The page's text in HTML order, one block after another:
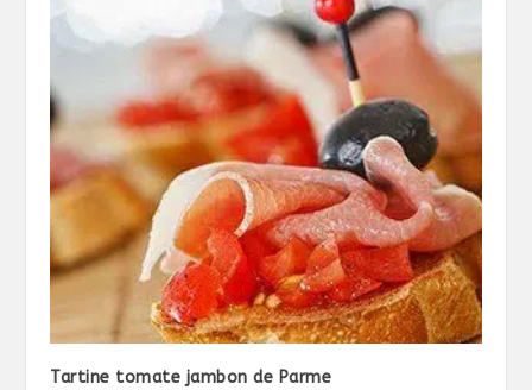
Tartine tomate jambon de Parme